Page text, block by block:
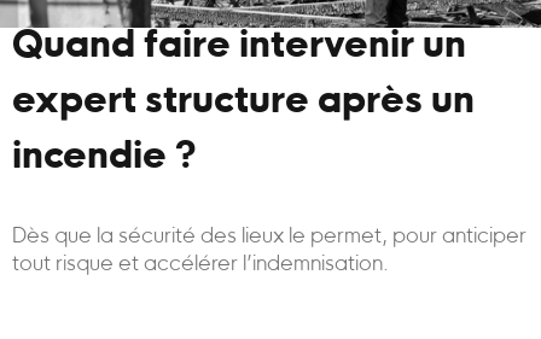
Quand faire intervenir un
expert structure après un
incendie ?
Dès que la sécurité des lieux le permet, pour anticiper
tout risque et accélérer l’indemnisation.